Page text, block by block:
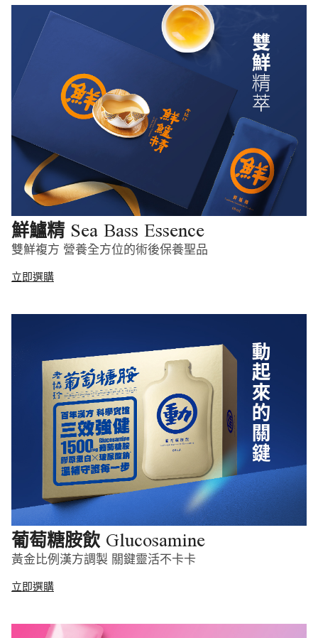
鮮鱸精 Sea Bass Essence
雙鮮複方 營養全方位的術後保養聖品
立即選購
葡萄糖胺飲 Glucosamine
黃金比例漢方調製 關鍵靈活不卡卡
立即選購